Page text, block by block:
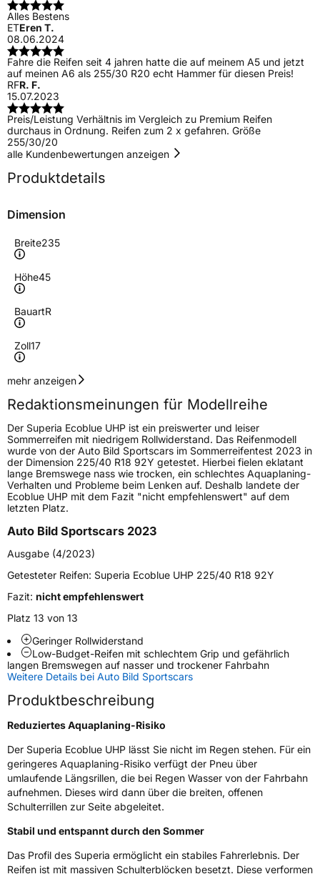
Alles Bestens
ETEren T.
08.06.2024
Fahre die Reifen seit 4 jahren hatte die auf meinem A5 und jetzt
auf meinen A6 als 255/30 R20 echt Hammer für diesen Preis!
RFR. F.
15.07.2023
Preis/Leistung Verhältnis im Vergleich zu Premium Reifen
durchaus in Ordnung. Reifen zum 2 x gefahren. Größe
255/30/20
alle Kundenbewertungen anzeigen
Produktdetails
Dimension
Breite235
Höhe45
BauartR
Zoll17
Geschwindigkeitsindex
Höchstgeschwindigkeit
270 km/h
Lastindex97
Höchstlast730 kg
Gewicht (in kg)11 kg
FahrzeugtypPKW
VerwendungSommerreifen
ModellnameEcoblue UHP
FahrzeugartPKW & SUV
Weitere Eigenschaften
SchlauchtypTL
Zustand Neureifen
VerstärktXL
EU Label
Nasshaftung B
mehr anzeigen
Redaktionsmeinungen für Modellreihe
Der Superia Ecoblue UHP ist ein preiswerter und leiser
Sommerreifen mit niedrigem Rollwiderstand. Das Reifenmodell
wurde von der Auto Bild Sportscars im Sommerreifentest 2023 in
der Dimension 225/40 R18 92Y getestet. Hierbei fielen eklatant
lange Bremswege nass wie trocken, ein schlechtes Aquaplaning-
Verhalten und Probleme beim Lenken auf. Deshalb landete der
Ecoblue UHP mit dem Fazit "nicht empfehlenswert" auf dem
letzten Platz.
Auto Bild Sportscars 2023
Ausgabe (4/2023)
Getesteter Reifen: Superia Ecoblue UHP 225/40 R18 92Y
Fazit: nicht empfehlenswert
Platz 13 von 13
Geringer Rollwiderstand
Low-Budget-Reifen mit schlechtem Grip und gefährlich
langen Bremswegen auf nasser und trockener Fahrbahn
Weitere Details bei Auto Bild Sportscars
Produktbeschreibung
Reduziertes Aquaplaning-Risiko
Der Superia Ecoblue UHP lässt Sie nicht im Regen stehen. Für ein
geringeres Aquaplaning-Risiko verfügt der Pneu über
umlaufende Längsrillen, die bei Regen Wasser von der Fahrbahn
aufnehmen. Dieses wird dann über die breiten, offenen
Schulterrillen zur Seite abgeleitet.
Stabil und entspannt durch den Sommer
Das Profil des Superia ermöglicht ein stabiles Fahrerlebnis. Der
Reifen ist mit massiven Schulterblöcken besetzt. Diese verformen